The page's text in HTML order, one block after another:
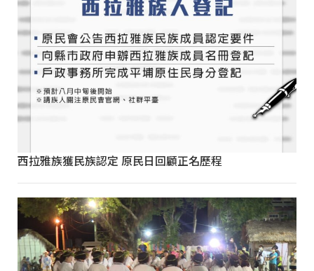
西拉雅族獲民族認定 原民日回顧正名歷程